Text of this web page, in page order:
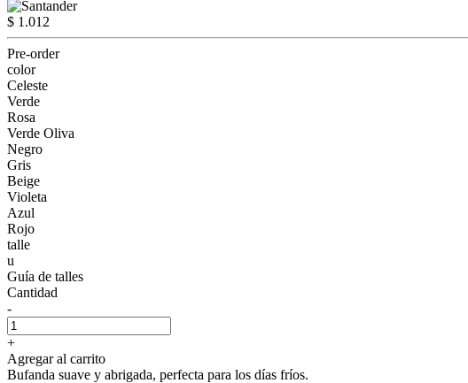
$ 1.012
Pre-order
color
Celeste
Verde
Rosa
Verde Oliva
Negro
Gris
Beige
Violeta
Azul
Rojo
talle
u
Guía de talles
Cantidad
-
+
Agregar al carrito
Bufanda suave y abrigada, perfecta para los días fríos.